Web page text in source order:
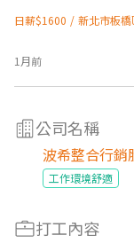
日薪$1600 / 新北市板橋
1月前
公司名稱
波希整合行銷
工作環境舒適
打工內容